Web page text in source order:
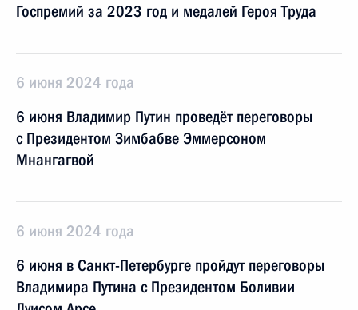
Госпремий за 2023 год и медалей Героя Труда
6 июня 2024 года
6 июня Владимир Путин проведёт переговоры
с Президентом Зимбабве Эммерсоном
Мнангагвой
6 июня 2024 года
6 июня в Санкт-Петербурге пройдут переговоры
Владимира Путина с Президентом Боливии